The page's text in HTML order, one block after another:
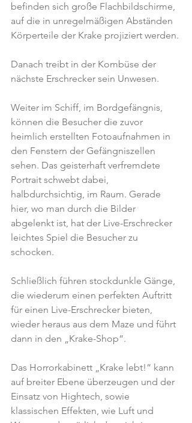
befinden sich große Flachbildschirme,
auf die in unregelmäßigen Abständen
Körperteile der Krake projiziert werden.
Danach treibt in der Kombüse der
nächste Erschrecker sein Unwesen.
Weiter im Schiff, im Bordgefängnis,
können die Besucher die zuvor
heimlich erstellten Fotoaufnahmen in
den Fenstern der Gefängniszellen
sehen. Das geisterhaft verfremdete
Portrait schwebt dabei,
halbdurchsichtig, im Raum. Gerade
hier, wo man durch die Bilder
abgelenkt ist, hat der Live-Erschrecker
leichtes Spiel die Besucher zu
schocken.
Schließlich führen stockdunkle Gänge,
die wiederum einen perfekten Auftritt
für einen Live-Erschrecker bieten,
wieder heraus aus dem Maze und führt
dann in den „Krake-Shop“.
Das Horrorkabinett „Krake lebt!“ kann
auf breiter Ebene überzeugen und der
Einsatz von Hightech, sowie
klassischen Effekten, wie Luft und